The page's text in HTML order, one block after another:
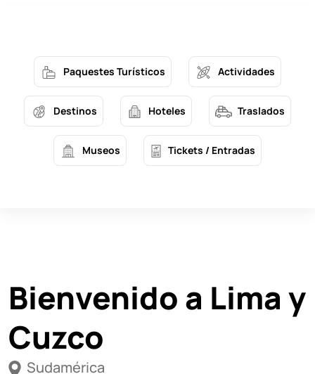
Paquestes Turísticos Actividades
Destinos Hoteles Traslados
Museos Tickets / Entradas
Bienvenido a Lima y
Cuzco
Sudamérica